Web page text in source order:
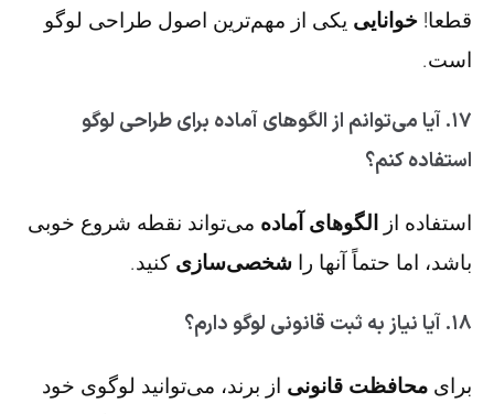
قطعا! خوانایی یکی از مهم‌ترین اصول طراحی لوگو
است.
۱۷. آیا می‌توانم از الگوهای آماده برای طراحی لوگو
استفاده کنم؟
استفاده از الگوهای آماده می‌تواند نقطه شروع خوبی
باشد، اما حتماً آنها را شخصی‌سازی کنید.
۱۸. آیا نیاز به ثبت قانونی لوگو دارم؟
برای محافظت قانونی از برند، می‌توانید لوگوی خود